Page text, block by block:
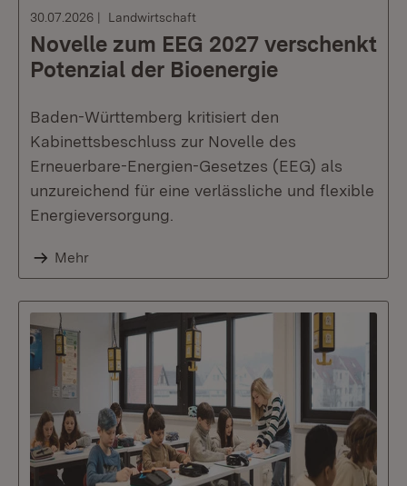
30.07.2026 Landwirtschaft
Novelle zum EEG 2027 verschenkt
Potenzial der Bioenergie
Baden-Württemberg kritisiert den
Kabinettsbeschluss zur Novelle des
Erneuerbare-Energien-Gesetzes (EEG) als
unzureichend für eine verlässliche und flexible
Energieversorgung.
Mehr